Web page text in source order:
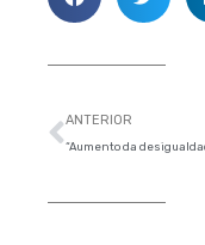
Anterior
ANTERIOR